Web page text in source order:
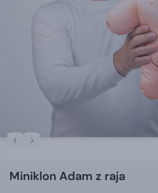
Miniklon Adam z raja